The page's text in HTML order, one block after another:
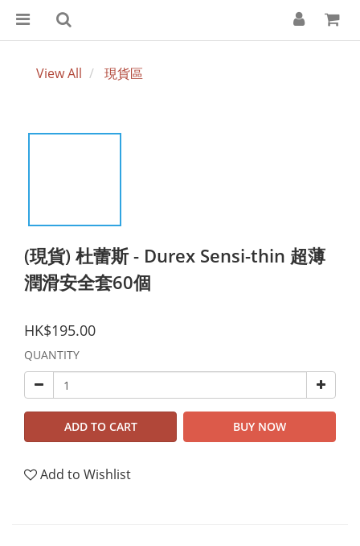
View All 現貨區
(現貨) 杜蕾斯 - Durex Sensi-thin 超薄
潤滑安全套60個
HK$195.00
QUANTITY
ADD TO CART BUY NOW
Add to Wishlist